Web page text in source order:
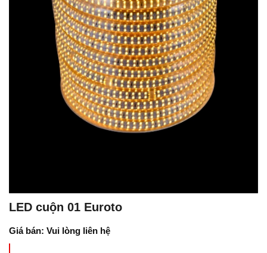
LED cuộn 01 Euroto
Giá bán: Vui lòng liên hệ